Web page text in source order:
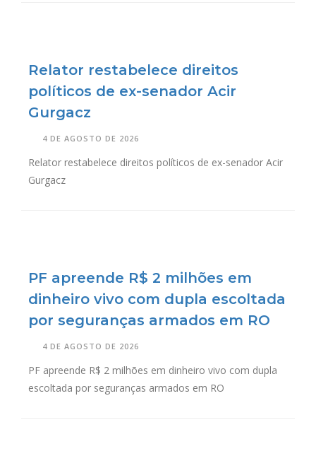
Relator restabelece direitos
políticos de ex-senador Acir
Gurgacz
4 DE AGOSTO DE 2026
Relator restabelece direitos políticos de ex-senador Acir
Gurgacz
PF apreende R$ 2 milhões em
dinheiro vivo com dupla escoltada
por seguranças armados em RO
4 DE AGOSTO DE 2026
PF apreende R$ 2 milhões em dinheiro vivo com dupla
escoltada por seguranças armados em RO